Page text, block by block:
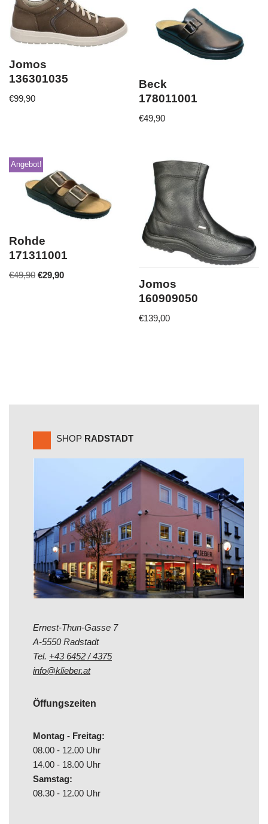
Jomos
136301035
€99,90
Beck
178011001
€49,90
Angebot!
Rohde
171311001
€49,90 €29,90
Jomos
160909050
€139,00
SHOP RADSTADT
Ernest-Thun-Gasse 7
A-5550 Radstadt
Tel. +43 6452 / 4375
info@klieber.at
Öffungszeiten
Montag - Freitag:
08.00 - 12.00 Uhr
14.00 - 18.00 Uhr
Samstag:
08.30 - 12.00 Uhr